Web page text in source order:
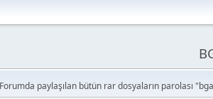
Forumda paylaşılan bütün rar dosyaların parolası